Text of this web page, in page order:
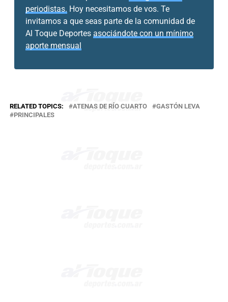
periodistas. Hoy necesitamos de vos. Te
invitamos a que seas parte de la comunidad de
Al Toque Deportes asociándote con un mínimo
aporte mensual
RELATED TOPICS: ATENAS DE RÍO CUARTO
GASTÓN LEVA
PRINCIPALES